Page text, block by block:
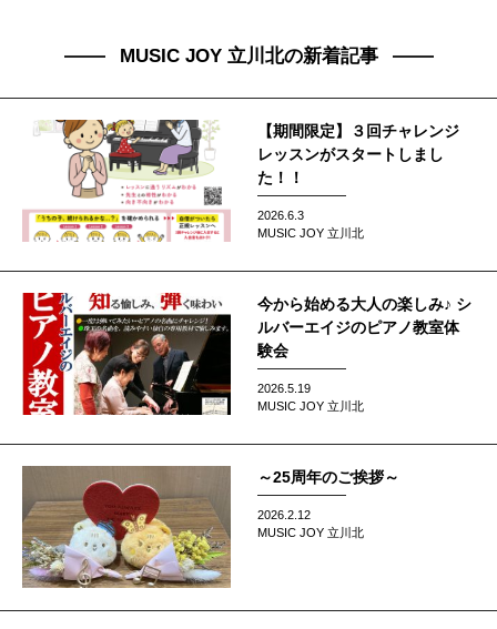
MUSIC JOY 立川北の新着記事
【期間限定】３回チャレンジ
レッスンがスタートしまし
た！！
2026.6.3
MUSIC JOY 立川北
今から始める大人の楽しみ♪ シ
ルバーエイジのピアノ教室体
験会
2026.5.19
MUSIC JOY 立川北
～25周年のご挨拶～
2026.2.12
MUSIC JOY 立川北